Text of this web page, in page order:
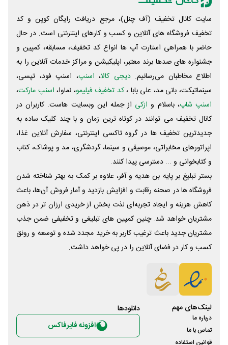
سایت کانال تخفیف (آف چنل)، مرجع دریافت رایگان کوپن و کد
تخفیف فروشگاه های آنلاین و کسب و‌ کارهای اینترنتی است. در حال
حاضر با همراهی استارت آپ ها انواع کد تخفیف، مسابقه، کمپین و
جشنواره های صدها برند معتبر، اپلیکیشن و مراکز خدمات آنلاین را به
اطلاع مخاطبان می‌رسانیم. دیجی کالا، اسنپ، اسنپ فود، تپسی،
سینماتیکت، بانی مد، علی‌ بابا ،کد تخفیف فیلیمو، نماوا، اسنپ مارکت،
اسنپ شاپ، باسلام و ازکی از جمله این وبسایت ‌هاست. کاربران در
کانال تخفیف می توانند در کوتاه ترین زمان و با چند کلیک ساده به
جدیدترین تخفیف ها در گروه تاکسی اینترنتی، سفارش آنلاین غذا،
اپراتورهای مخابراتی، موسیقی و سینما، گردشگری، مد و پوشاک، کتاب
و کتابخوانی و ... دسترسی پیدا کنند.
بستر تبلیغ بر پایه بن هدیه و آفر، علاوه بر کمک به بهتر شناخته شدن
فروشگاه ها در صحنه رقابت و افزایش بازدید و آمار فروش آن‌ها، باعث
کاهش هزینه و ایجاد تجربه‌ای لذت بخش از خریدی ارزان تر در ذهن
مشتریان خواهد شد. چنین کمپین های تبلیغی و تخفیفی ضمن جذب
مشتریان جدید باعث ترغیب کاربر به خرید مجدد شده و توسعه و رونق
کسب و کار در فضای آنلاین را در پی خواهد داشت.
لینک‌های مهم
درباره ما
تماس با ما
قوانین استفاده
دانلود‌ها
افزونه فایرفاکس